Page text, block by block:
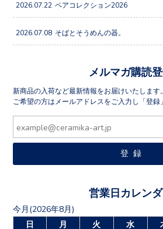
2026.07.22 ペアコレクション2026
2026.07.08 そばとそうめんの器。
メルマガ購読
新商品の入荷など最新情報をお届けいたします。
ご希望の方はメールアドレスをご入力し「登録
営業日カレン
今月(2026年8月)
日
月 火 水